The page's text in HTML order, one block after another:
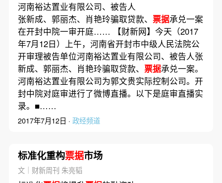
河南裕达置业有限公司、被告人
张新成、郭丽杰、肖艳玲骗取贷款、 票据承兑一案
在开封中院一审开庭…… 【财新网】今天（2017
年7月12日）上午，河南省开封市中级人民法院公
开审理被告单位河南裕达置业有限公司、被告人张
新成、郭丽杰、肖艳玲骗取贷款、 票据承兑一案。
河南裕达置业有限公司为郭文贵实际控制公司。开
封中院对庭审进行了微博直播。以下是庭审直播实
录。■……
2017年7月12日 · 政经频道
标准化重构票据市场
文｜财新周刊 朱亮韬